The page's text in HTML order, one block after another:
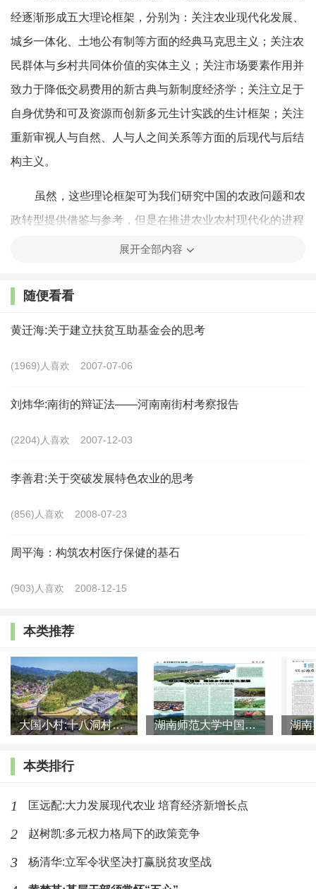
经逐渐形成五大理论框架，分别为：关注农业现代化发展、
城乡一体化、土地公有制等方面的经典马克思主义；关注农
民群体与乡村共同体价值的实体主义；关注市场要素作用并
致力于降低交易费用的新古典与新制度经济学；关注立足于
自身优势和可及资源而创新多元生计实践的生计框架；关注
重新审视人与自然、人与人之间关系等方面的后现代与后结
构主义。
虽然，这些理论框架可为我们研究中国的农政问题和农
政转型提供借鉴与参考，但是在推进农业农村现代化的进程
中，中国的农政转型实践呈现出丰富多样的形态和结构创
目标；中国现代农业的发展始终伴随着培育市场能力的过
户生产依然是中国农业生产经营的重要形式，在存续中不断
变化发展。可见，现代、资本与小农户，是农业生产的三种
于生存理性的制度创新，它调动了农户的生产积极性，土地
流转最初源于民间自发，此后逐渐发展成为农地制度“三权
保护农民土地权利免受侵害的制度实践。可见，承包、流转
与确权，构成了农地权属的三种安排。在农民群体方面，改
态，农民群体常常在这三种形态之间转换，适时调整家庭教
传统社会的自洽性在快速发展变迁中遭遇危机，乡村共同体
些乡村在政治治理、经济发展、传统文化以及人口结构等方
面也面临挑战；在此背景下，从党的十九大开始，乡村振兴
战略被提升至前所未有的高度。
由是观之，中国农业农村现代化发展的生动实践形成了
安排形式、农民群体本身或农村社会方面，中国的农政结构
都是多种形态并存。对此，现有的理论框架对其中的某些形
态或某些侧面进行了理论阐释。例如，中国在发展现代农业
展开全部内容
随便看看
黄迁海:关于建立扶贫互助基金会的思考
(1969)人喜欢 2007-07-06
刘炜华:南街的辩证法——河南南街村考察报告
(2204)人喜欢 2007-12-03
李善君:关于突破发展特色农业的思考
(856)人喜欢 2008-07-23
周平海：构筑农村医疗保健的基石
(903)人喜欢 2008-12-15
本类推荐
大国小村:十八洞村的现代变迁是一道美丽的风景线 湖南师范大学中国乡村振兴研究院课题组:突出地域特色 推进乡村
本类排行
1 匡远配:大力发展现代农业 培育经济新增长点
2 赵树凯:多元权力格局下的政策竞争
3 杨清华:立军令状坚决打赢脱贫攻坚战